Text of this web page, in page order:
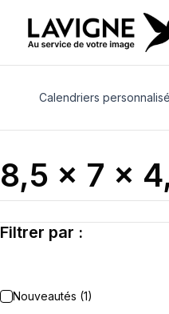
contenu
Calendriers
8,5 x 7 x
Filtrer par :
Nouveautés (1)